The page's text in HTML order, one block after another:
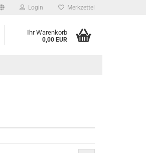
Login Merkzettel
Ihr Warenkorb
0,00 EUR